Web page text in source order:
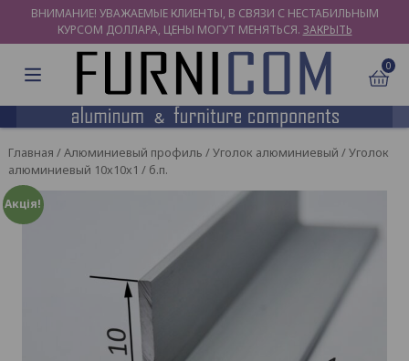
ВНИМАНИЕ! УВАЖАЕМЫЕ КЛИЕНТЫ, В СВЯЗИ С НЕСТАБИЛЬНЫМ
КУРСОМ ДОЛЛАРА, ЦЕНЫ МОГУТ МЕНЯТЬСЯ. ЗАКРЫТЬ
0
Главная /Алюминиевый профиль /Уголок алюминиевый / Уголок
алюминиевый 10х10х1 / б.п.
Акція!